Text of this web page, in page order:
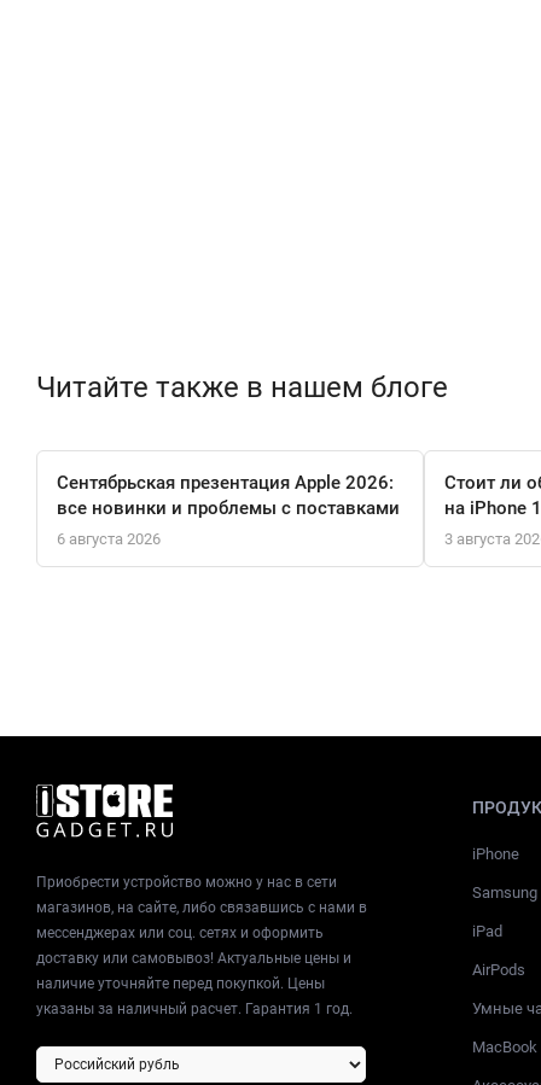
Читайте также в нашем блоге
Сентябрьская презентация Apple 2026:
все новинки и проблемы с поставками
6 августа 2026
Стоит ли
на iPhone
3 августа
Приобрести устройство можно у нас в сети
магазинов, на сайте, либо связавшись с нами в
мессенджерах или соц. сетях и оформить
доставку или самовывоз! Актуальные цены и
наличие уточняйте перед покупкой. Цены
указаны за наличный расчет. Гарантия 1 год.
iPhone
Samsung
iPad
AirPods
Умные
MacBook